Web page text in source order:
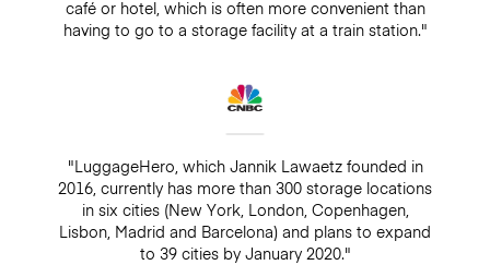
café or hotel, which is often more convenient than
having to go to a storage facility at a train station."
"LuggageHero, which Jannik Lawaetz founded in
2016, currently has more than 300 storage locations
in six cities (New York, London, Copenhagen,
Lisbon, Madrid and Barcelona) and plans to expand
to 39 cities by January 2020."